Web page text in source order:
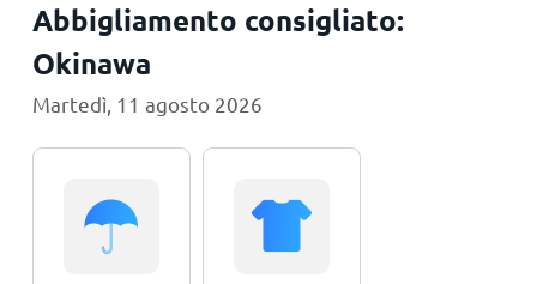
Abbigliamento consigliato:
Okinawa
Martedì, 11 agosto 2026